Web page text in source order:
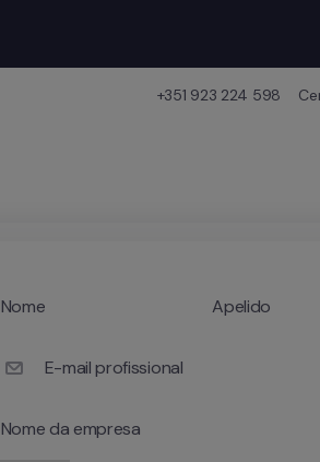
+351 923 224 598
Nome Apelido
E-mail profissional
Nome da empresa